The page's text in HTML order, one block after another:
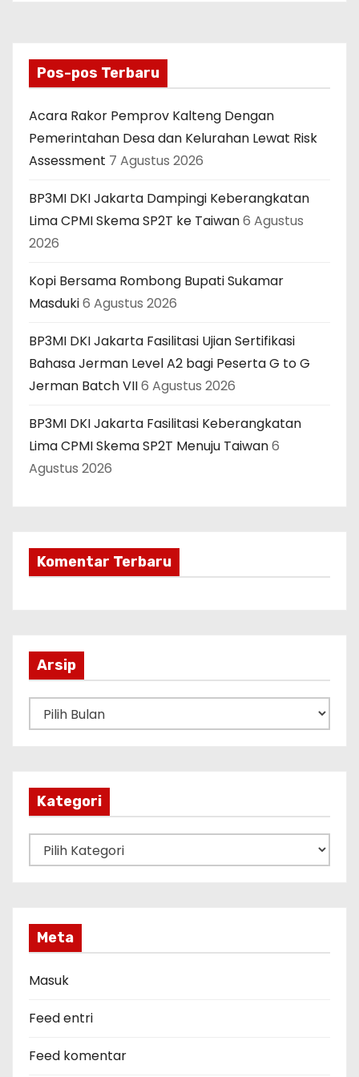
Pos-pos Terbaru
Acara Rakor Pemprov Kalteng Dengan
Pemerintahan Desa dan Kelurahan Lewat Risk
Assessment 7 Agustus 2026
BP3MI DKI Jakarta Dampingi Keberangkatan
Lima CPMI Skema SP2T ke Taiwan6 Agustus
2026
Kopi Bersama Rombong Bupati Sukamar
Masduki6 Agustus 2026
BP3MI DKI Jakarta Fasilitasi Ujian Sertifikasi
Bahasa Jerman Level A2 bagi Peserta G to G
Jerman Batch VII6 Agustus 2026
BP3MI DKI Jakarta Fasilitasi Keberangkatan
Lima CPMI Skema SP2T Menuju Taiwan6
Agustus 2026
Komentar Terbaru
Arsip
r
Kategori
a
o
r
Meta
Masuk
Feed entri
Feed komentar